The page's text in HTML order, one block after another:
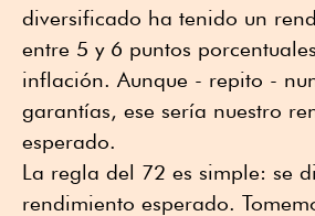
diversificado ha tenido un
entre 5 y 6 puntos
inflación. Aunque - repito -
garantías, ese sería nuestro
esperado.
La regla del 72 es simple: se
rendimiento esperado.